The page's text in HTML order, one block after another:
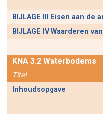
BIJLAGE III Eisen aan de
BIJLAGE IV Waarderen
KNA 3.2 Waterbodems
Titel
Inhoudsopgave